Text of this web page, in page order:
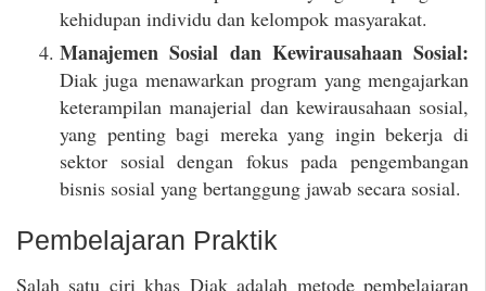
kehidupan individu dan kelompok masyarakat.
Manajemen Sosial dan Kewirausahaan Sosial:
Diak juga menawarkan program yang mengajarkan
keterampilan manajerial dan kewirausahaan sosial,
yang penting bagi mereka yang ingin bekerja di
sektor sosial dengan fokus pada pengembangan
bisnis sosial yang bertanggung jawab secara sosial.
Pembelajaran Praktik
Salah satu ciri khas Diak adalah metode pembelajaran